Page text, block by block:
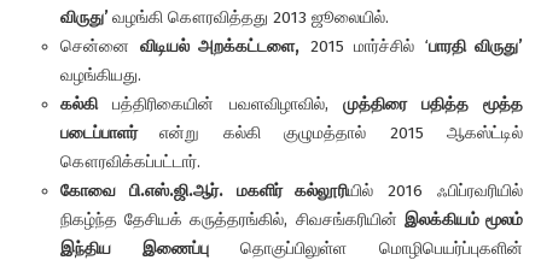
விருது’வழங்கி கௌரவித்தது 2013 ஜூலையில்.
சென்னை விடியல் அறக்கட்டளை, 2015 மார்ச்சில் ‘பாரதி விருது’
வழங்கியது.
கல்கி பத்திரிகையின் பவளவிழாவில்,முத்திரை பதித்த மூத்த
படைப்பாளர்என்று கல்கி குழுமத்தால் 2015 ஆகஸ்ட்டில்
கௌரவிக்கப்பட்டார்.
கோவை பி.எஸ்.ஜி.ஆர். மகளிர் கல்லூரியில் 2016 ஃபிப்ரவரியில்
நிகழ்ந்த தேசியக் கருத்தரங்கில், சிவசங்கரியின் இலக்கியம் மூலம்
இந்திய இணைப்பு தொகுப்பிலுள்ள மொழிபெயர்ப்புகளின்